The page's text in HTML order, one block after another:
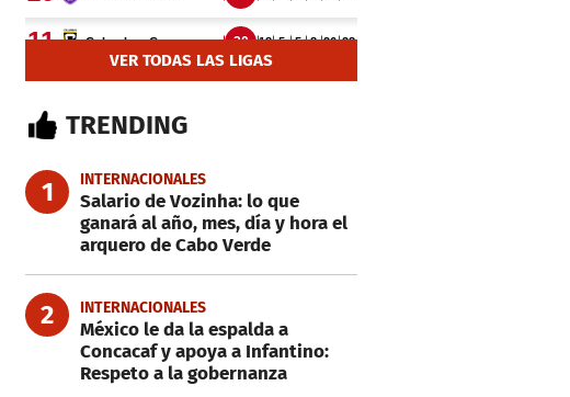
VER TODAS LAS LIGAS
TRENDING
1 INTERNACIONALES
Salario de Vozinha: lo que
ganará al año, mes, día y hora el
arquero de Cabo Verde
2 INTERNACIONALES
México le da la espalda a
Concacaf y apoya a Infantino:
Respeto a la gobernanza